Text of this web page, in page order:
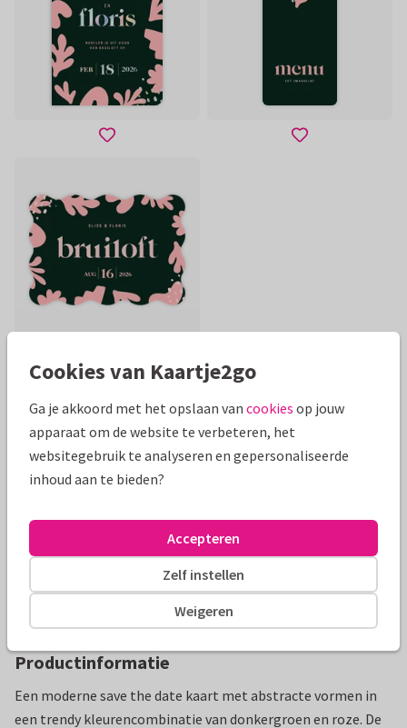
Mooie extra's bij je kaart
Productinformatie
Een moderne save the date kaart met abstracte vormen in
een trendy kleurencombinatie van donkergroen en roze. De
Cookies van Kaartje2go
Ga je akkoord met het opslaan van cookies op jouw
apparaat om de website te verbeteren, het
websitegebruik te analyseren en gepersonaliseerde
inhoud aan te bieden?
Weigeren
Zelf instellen
Accepteren